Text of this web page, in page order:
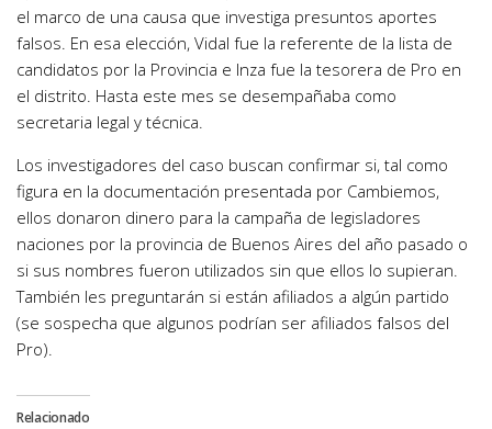
el marco de una causa que investiga presuntos aportes
falsos. En esa elección, Vidal fue la referente de la lista de
candidatos por la Provincia e Inza fue la tesorera de Pro en
el distrito. Hasta este mes se desempañaba como
secretaria legal y técnica.
Los investigadores del caso buscan confirmar si, tal como
figura en la documentación presentada por Cambiemos,
ellos donaron dinero para la campaña de legisladores
naciones por la provincia de Buenos Aires del año pasado o
si sus nombres fueron utilizados sin que ellos lo supieran.
También les preguntarán si están afiliados a algún partido
(se sospecha que algunos podrían ser afiliados falsos del
Pro).
Relacionado